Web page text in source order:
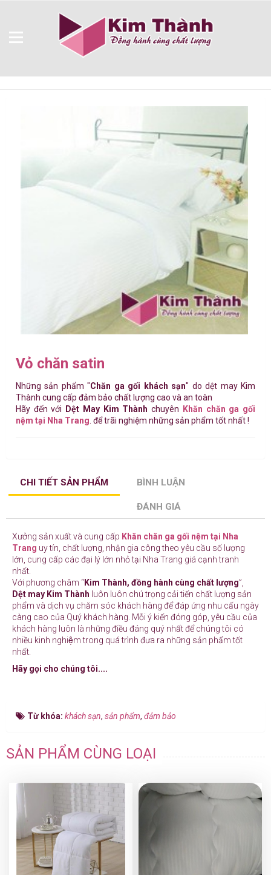
Vỏ chăn satin
Những sản phẩm "Chăn ga gối khách sạn" do dệt may Kim
Thành cung cấp đảm bảo chất lượng cao và an toàn
Hãy đến với
Dệt May Kim Thành chuyên Khăn chăn ga gối
nệm tại Nha Trang . để trãi nghiệm những sản phẩm tốt nhất !
CHI TIẾT SẢN PHẨM BÌNH LUẬN
ĐÁNH GIÁ
Xưởng sản xuất và cung cấp Khăn chăn ga gối nệm tại Nha
Trang uy tín, chất lượng, nhận gia công theo yêu cầu số lượng
lớn, cung cấp các đại lý lớn nhỏ tại Nha Trang giá cạnh tranh
nhất.
Với phương châm “Kim Thành, đồng hành cùng chất lượng”,
Dệt may Kim Thành luôn luôn chú trọng cải tiến chất lượng sản
phẩm và dịch vụ chăm sóc khách hàng để đáp ứng nhu cấu ngày
càng cao của Quý khách hàng. Mỗi ý kiến đóng góp, yêu cầu của
khách hàng luôn là những điều đáng quý nhất để chúng tôi có
nhiều kinh nghiệm trong quá trình đưa ra những sản phẩm tốt
nhất.
Hãy gọi cho chúng tôi....
Từ khóa: khách sạn, sản phẩm, đảm bảo
SẢN PHẨM CÙNG LOẠI